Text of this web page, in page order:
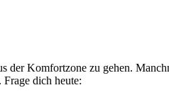
der Komfortzone zu gehen.
dich heute: